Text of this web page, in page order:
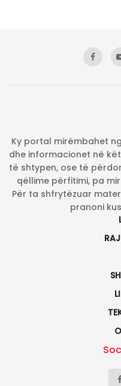
Ky portal mirëmbahet
dhe informacionet në
të shtypen, ose të
qëllime përfitimi, pa
Për ta shfrytëzuar
pranoni